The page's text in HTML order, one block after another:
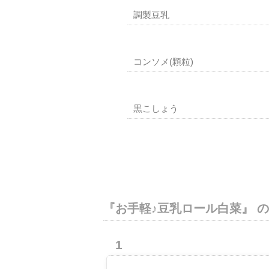
調製豆乳
コンソメ(顆粒)
黒こしょう
『お手軽♪豆乳ロール白菜』
1